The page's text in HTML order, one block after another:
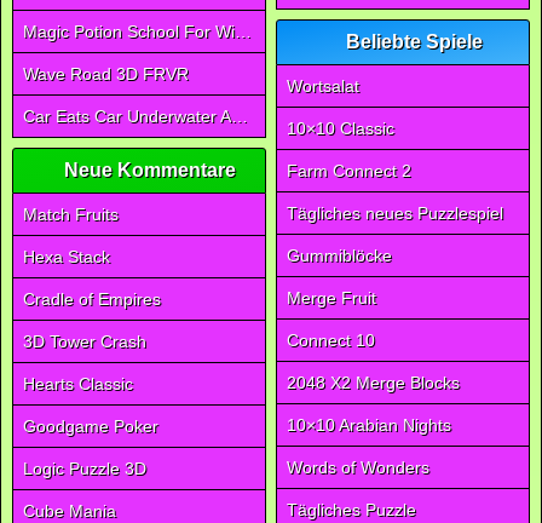
Magic Potion School For Witch
Wave Road 3D FRVR
Car Eats Car Underwater Adventure FRVR
Neue Kommentare
Match Fruits
Hexa Stack
Cradle of Empires
3D Tower Crash
Hearts Classic
Goodgame Poker
Logic Puzzle 3D
Cube Mania
Beliebte Spiele
Wortsalat
10×10 Classic
Farm Connect 2
Tägliches neues Puzzlespiel
Gummiblöcke
Merge Fruit
Connect 10
2048 X2 Merge Blocks
10×10 Arabian Nights
Words of Wonders
Tägliches Puzzle